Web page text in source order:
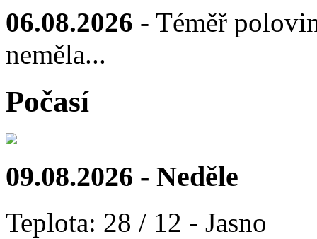
06.08.2026 - Téměř
neměla...
Počasí
09.08.2026 - Neděle
Teplota: 28 / 12 - Jasno